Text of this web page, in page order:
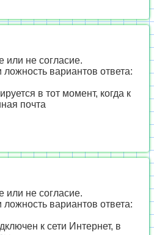
или не согласие.
ложность вариантов ответа:
в тот момент, когда к
почта
или не согласие.
ложность вариантов ответа:
к сети Интернет, в